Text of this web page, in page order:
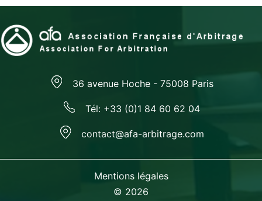
36 avenue Hoche - 75008 Paris
Tél: +33 (0)1 84 60 62 04
contact@afa-arbitrage.com
Mentions légales
© 2026